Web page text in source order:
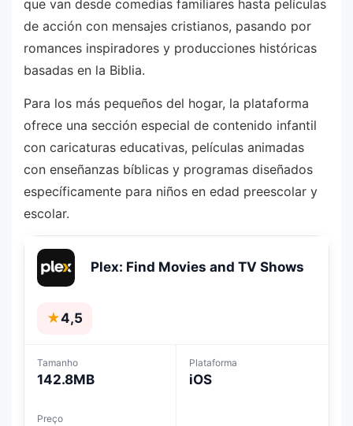
que van desde comedias familiares hasta películas
de acción con mensajes cristianos, pasando por
romances inspiradores y producciones históricas
basadas en la Biblia.
Para los más pequeños del hogar, la plataforma
ofrece una sección especial de contenido infantil
con caricaturas educativas, películas animadas
con enseñanzas bíblicas y programas diseñados
específicamente para niños en edad preescolar y
escolar.
Plex: Find Movies and TV Shows
★4,5
Tamanho
142.8MB
Plataforma
iOS
Preço